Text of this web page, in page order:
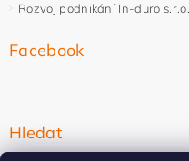
Rozvoj podnikání In-duro
Facebook
Hledat